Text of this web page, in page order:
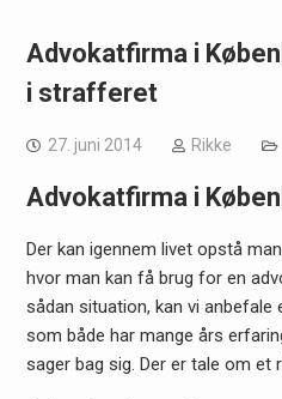
Advokatfirma i
i strafferet
27. juni 2014 Rikke
Advokatfirma i
Der kan igennem livet opstå
hvor man kan få brug for en
sådan situation, kan vi anbefale
som både har mange års
sager bag sig. Der er tale om et